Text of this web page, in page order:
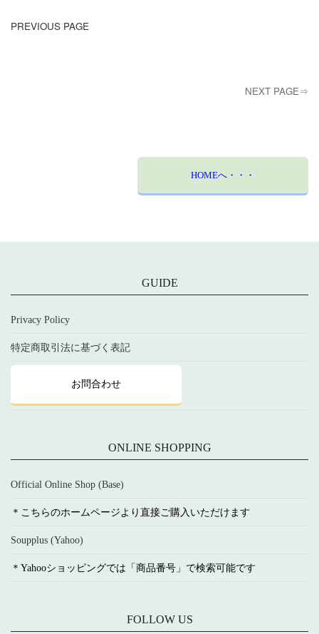
PREVIOUS PAGE
NEXT PAGE⇒
HOMEへ・・・
GUIDE
Privacy Policy
特定商取引法に基づく表記
お問合わせ
ONLINE SHOPPING
Official Online Shop (Base)
＊こちらのホームページより直接ご購入いただけます
Soupplus (Yahoo)
＊Yahooショッピングでは「商品番号」で検索可能です
FOLLOW US